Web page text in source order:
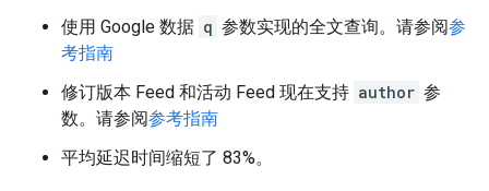
使用 Google 数据 q 参数实现的全文查询。请参阅参
考指南
修订版本 Feed 和活动 Feed 现在支持 author 参
数。请参阅参考指南
平均延迟时间缩短了 83%。